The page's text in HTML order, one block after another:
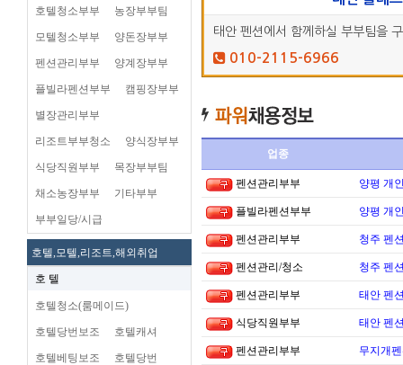
호텔청소부부 농장부부팀
모텔청소부부 양돈장부부
펜션관리부부 양계장부부
플빌라펜션부부 캠핑장부부
별장관리부부
리조트부부청소 양식장부부
식당직원부부 목장부부팀
채소농장부부 기타부부
부부일당/시급
호텔,모텔,리조트,해외취업
호 텔
호텔청소(룸메이드)
호텔당번보조 호텔캐셔
호텔베팅보조 호텔당번
태안 펜션에서 함께하실 부부팀을
010-2115-6966
업종
펜션관리부부 양평 개
플빌라펜션부부 양평 개
펜션관리부부 청주 펜
펜션관리/청소 청주 펜
펜션관리부부 태안 펜
식당직원부부 태안 펜
펜션관리부부 무지개